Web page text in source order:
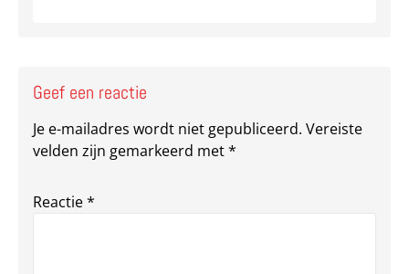
Geef een reactie
Je e-mailadres wordt niet gepubliceerd. Vereiste
velden zijn gemarkeerd met*
Reactie*